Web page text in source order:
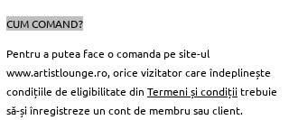
CUM COMAND?
Pentru a putea face o comanda pe site-ul
www.artistlounge.ro, orice vizitator care îndeplinește
condițiile de eligibilitate din Termeni și condiții trebuie
să-și înregistreze un cont de membru sau client.